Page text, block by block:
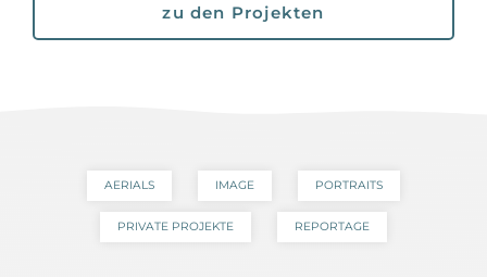
zu den Projekten
AERIALS IMAGE PORTRAITS
PRIVATE PROJEKTE REPORTAGE